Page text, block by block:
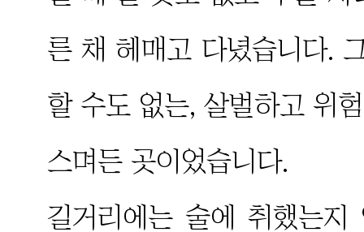
른 채 헤매고 다녔습니다.
할 수도 없는, 살벌하고 위
스며든 곳이었습니다.
길거리에는 술에 취했는